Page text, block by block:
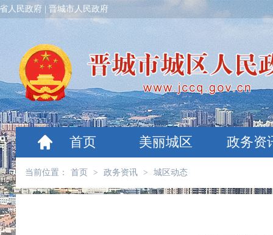
人民政府 晋城市人民政府
首页 美丽城区 政务资
当前位置： 首页 > 政务资讯 > 城区动态